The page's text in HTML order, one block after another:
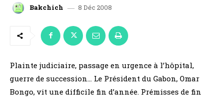
Bakchich 8 Déc 2008
Plainte judiciaire, passage en urgence à l’hôpital,
guerre de succession… Le Président du Gabon, Omar
Bongo, vit une difficile fin d’année. Prémisses de fin